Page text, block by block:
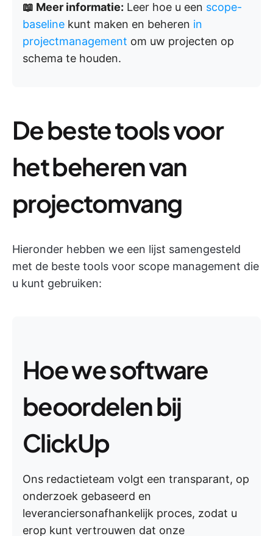
📖 Meer informatie: Leer hoe u een scope-
baseline kunt maken en beheren in
projectmanagement om uw projecten op
schema te houden.
De beste tools voor
het beheren van
projectomvang
Hieronder hebben we een lijst samengesteld
met de beste tools voor scope management die
u kunt gebruiken:
Hoe we software
beoordelen bij
ClickUp
Ons redactieteam volgt een transparant, op
onderzoek gebaseerd en
leveranciersonafhankelijk proces, zodat u
erop kunt vertrouwen dat onze